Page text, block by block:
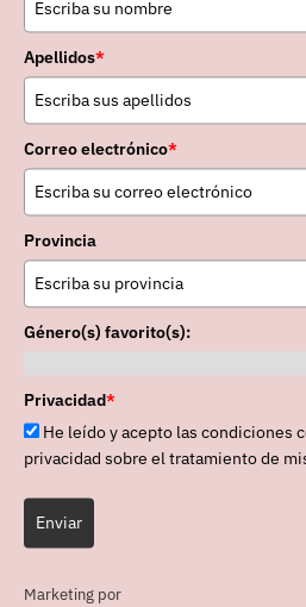
Apellidos*
Correo electrónico*
Provincia
Género(s) favorito(s):
Privacidad*
He leído y acepto las condiciones
privacidad sobre el tratamiento de
Enviar
Marketing por